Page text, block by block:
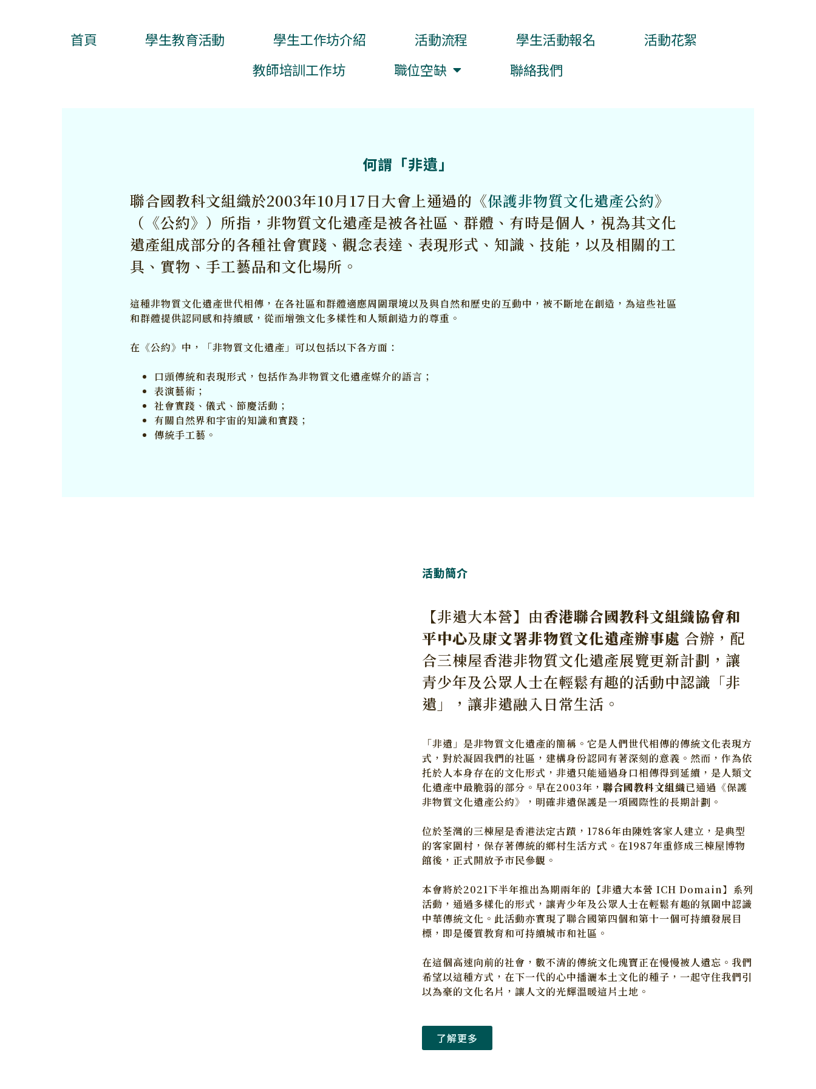
首頁 學生教育活動 學生工作坊介紹 活動流程 學生活動報名
活動花絮
教師培訓工作坊
職位空缺 聯絡我們
何謂「非遺」
聯合國教科文組織於2003年10月17日大會上通過的《保護非物質文化遺產公約》
（《公約》）所指，非物質文化遺產是被各社區、群體、有時是個人，視為其文化
遺產組成部分的各種社會實踐、觀念表達、表現形式、知識、技能，以及相關的工
具、實物、手工藝品和文化場所。
這種非物質文化遺產世代相傳，在各社區和群體適應周圍環境以及與自然和歷史的互動中，被不斷地在創造，為這些社區
和群體提供認同感和持續感，從而增強文化多樣性和人類創造力的尊重。
在《公約》中，「非物質文化遺產」可以包括以下各方面：
口頭傳統和表現形式，包括作為非物質文化遺產媒介的語言；
表演藝術；
社會實踐、儀式、節慶活動；
有關自然界和宇宙的知識和實踐；
傳統手工藝。
活動簡介
【非遺大本營】由香港聯合國教科文組織協會和
平中心及康文署非物質文化遺產辦事處 合辦，配
合三棟屋香港非物質文化遺產展覽更新計劃，讓
青少年及公眾人士在輕鬆有趣的活動中認識「非
遺」，讓非遺融入日常生活。
「非遺」是非物質文化遺產的簡稱。它是人們世代相傳的傳統文化表現方
式，對於凝固我們的社區，建構身份認同有著深刻的意義。然而，作為依
托於人本身存在的文化形式，非遺只能通過身口相傳得到延續，是人類文
化遺產中最脆弱的部分。早在2003年， 聯合國教科文組織已通過《保護
非物質文化遺產公約》，明確非遺保護是一項國際性的長期計劃。
位於荃灣的三棟屋是香港法定古蹟，1786年由陳姓客家人建立，是典型
的客家圍村，保存著傳統的鄉村生活方式。在1987年重修成三棟屋博物
館後，正式開放予市民參觀。
本會將於2021下半年推出為期兩年的【非遺大本營 ICH Domain】系列
活動，通過多樣化的形式，讓青少年及公眾人士在輕鬆有趣的氛圍中認識
中華傳統文化。此活動亦實現了聯合國第四個和第十一個可持續發展目
標，即是優質教育和可持續城市和社區。
在這個高速向前的社會，數不清的傳統文化瑰寶正在慢慢被人遺忘。我們
希望以這種方式，在下一代的心中播灑本土文化的種子，一起守住我們引
以為豪的文化名片，讓人文的光輝溫暖這片土地。
了解更多